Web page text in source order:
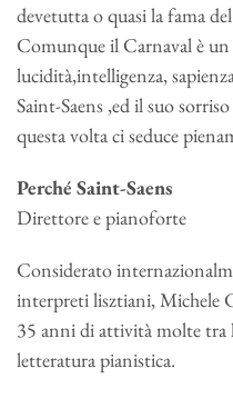
devetutta o quasi la fama
Comunque il Carnaval è
lucidità,intelligenza,
Saint-Saens ,ed il suo
questa volta ci seduce
Perché Saint-Saens
Direttore e pianoforte
Considerato
interpreti lisztiani, Michele
35 anni di attività molte tra
letteratura pianistica.